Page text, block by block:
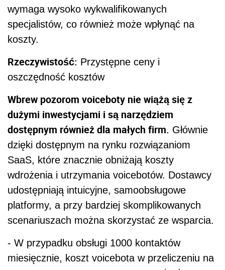
wymaga wysoko wykwalifikowanych
specjalistów, co również może wpłynąć na
koszty.
Rzeczywistość: Przystępne ceny i
oszczędność kosztów
Wbrew pozorom voiceboty nie wiążą się z
dużymi inwestycjami i są narzędziem
dostępnym również dla małych firm. Głównie
dzięki dostępnym na rynku rozwiązaniom
SaaS, które znacznie obniżają koszty
wdrożenia i utrzymania voicebotów. Dostawcy
udostępniają intuicyjne, samoobsługowe
platformy, a przy bardziej skomplikowanych
scenariuszach można skorzystać ze wsparcia.
- W przypadku obsługi 1000 kontaktów
miesięcznie, koszt voicebota w przeliczeniu na